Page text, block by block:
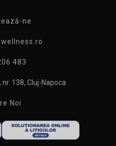
ne
483
138, Cluj-Napoca
Noi